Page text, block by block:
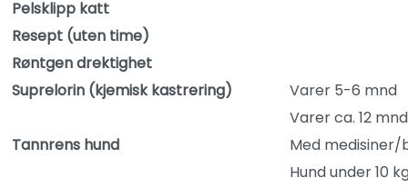
Pelsklipp katt
Resept (uten time)
Røntgen drektighet
Suprelorin (kjemisk kastrering)
Varer 5-6 mnd
Varer ca. 12 mnd
Tannrens hund
Med medisiner/
Hund under 10